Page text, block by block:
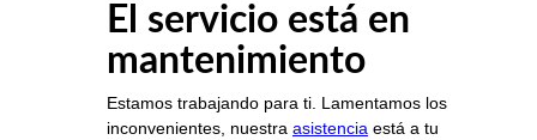
El servicio está en
mantenimiento
Estamos trabajando para ti. Lamentamos los
inconvenientes, nuestra asistencia está a tu